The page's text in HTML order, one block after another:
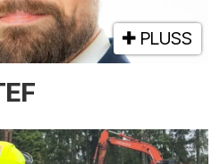
PLUSS